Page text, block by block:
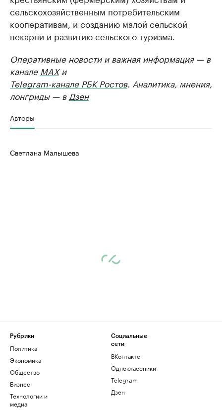
сельскохозяйственным потребительским
кооперативам, и созданию малой сельской
пекарни и развитию сельского туризма.
Оперативные новости и важная информация — в
канале MAXи
Telegram-канале РБК Ростов. Аналитика, мнения,
лонгриды — в Дзен
Авторы
Светлана Малышева
Рубрики
Политика
Экономика
Общество
Бизнес
Технологии и
медиа
Социальные
сети
ВКонтакте
Одноклассники
Telegram
Дзен